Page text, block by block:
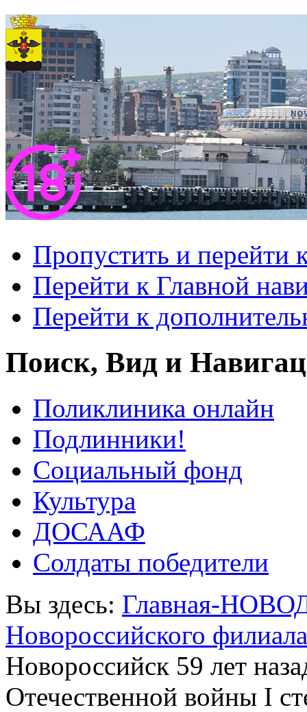
Пропустить и перейти
Перейти к Главной
Перейти к
Поиск, Вид и
Поликлиника онлайн
Подлинники!
Социальный фонд
Культура
ДОСААФ
Солдаты победители
Вы здесь: Главная-
Новороссийского
Новороссийск 59 лет
Отечественной войны I